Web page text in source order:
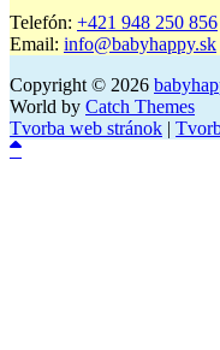
Telefón: +421 948 250 856
Email: info@babyhappy.sk
Copyright © 2026
World by Catch Themes
Tvorba web stránok |
Scroll